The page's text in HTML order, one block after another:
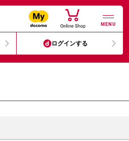
MENU
ログインする